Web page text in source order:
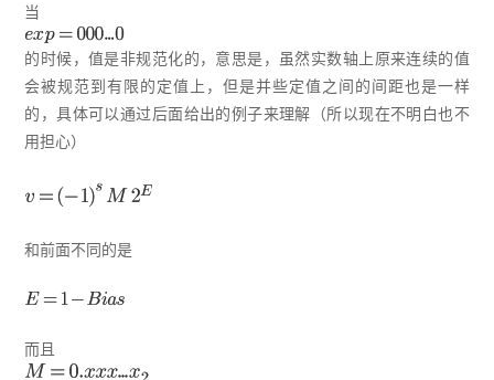
当
的时候，值是非规范化的，意思是，虽然实数轴上原来连续的值
会被规范到有限的定值上，但是并些定值之间的间距也是一样
的，具体可以通过后面给出的例子来理解（所以现在不明白也不
用担心）
和前面不同的是
而且